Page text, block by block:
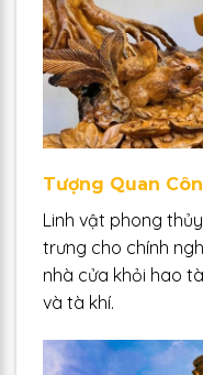
Tượng Quan
Linh vật phong
trưng cho chính
nhà cửa khỏi hao
và tà khí.​